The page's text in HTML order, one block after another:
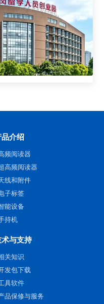
品介绍
频阅读器
高频阅读器
线和附件
子标签
能设备
持机
术与支持
关知识
发包下载
具软件
品保修与服务